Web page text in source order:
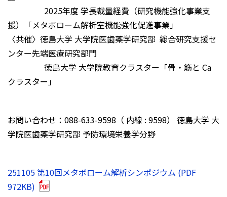
2025年度 学長裁量経費（研究機能強化事業支
援）「メタボローム解析室機能強化促進事業」
〈共催〉徳島大学 大学院医歯薬学研究部 総合研究支援セ
ンター先端医療研究部門
徳島大学 大学院教育クラスター「骨・筋と Ca
クラスター」
お問い合わせ：088-633-9598（ 内線 : 9598） 徳島大学 大
学院医歯薬学研究部 予防環境栄養学分野
251105 第10回メタボローム解析シンポジウム (PDF
972KB)